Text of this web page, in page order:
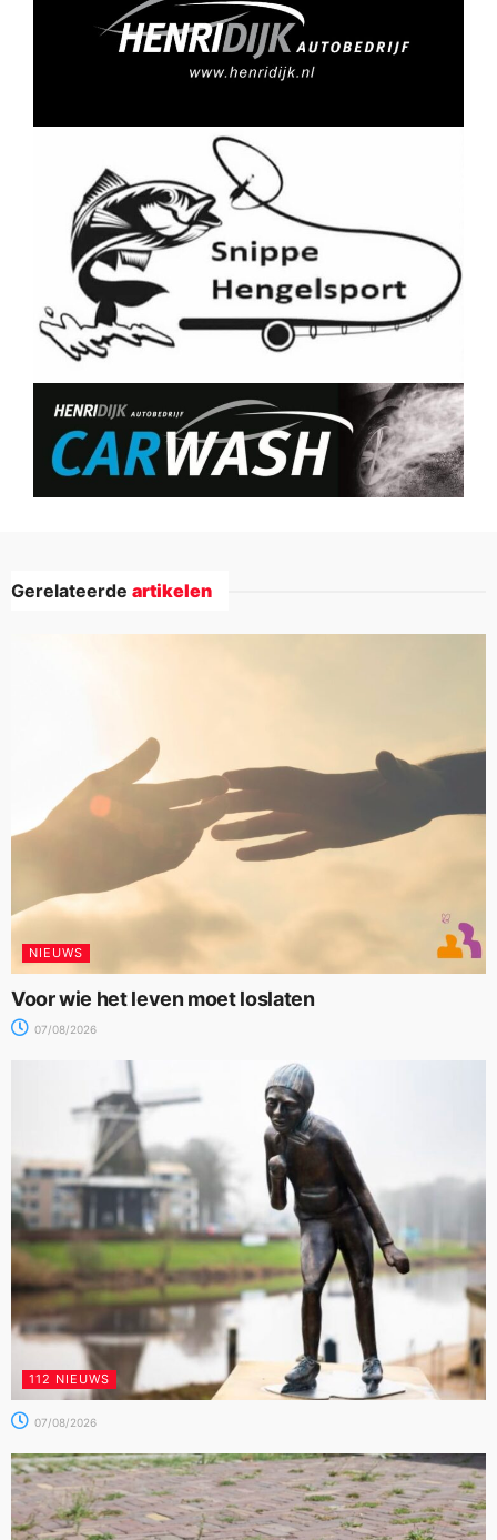
Gerelateerde artikelen
NIEUWS
Voor wie het leven moet loslaten
07/08/2026
112 NIEUWS
07/08/2026